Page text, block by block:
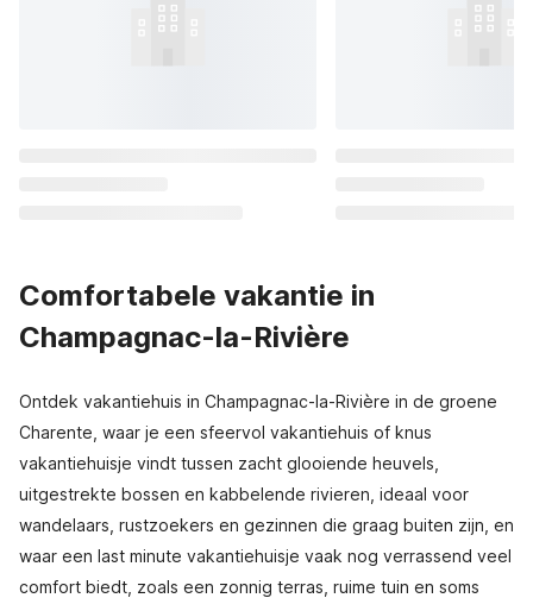
Comfortabele vakantie in
Champagnac-la-Rivière
Ontdek vakantiehuis in Champagnac-la-Rivière in de groene
Charente, waar je een sfeervol vakantiehuis of knus
vakantiehuisje vindt tussen zacht glooiende heuvels,
uitgestrekte bossen en kabbelende rivieren, ideaal voor
wandelaars, rustzoekers en gezinnen die graag buiten zijn, en
waar een last minute vakantiehuisje vaak nog verrassend veel
comfort biedt, zoals een zonnig terras, ruime tuin en soms